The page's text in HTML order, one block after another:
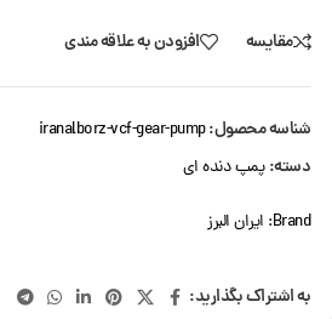
مقایسه افزودن به علاقه مندی
شناسه محصول:iranalborz-vcf-gear-pump
دسته: پمپ دنده ای
Brand: ایران البرز
به اشتراک بگذارید: